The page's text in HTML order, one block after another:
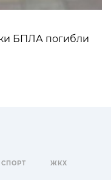
БПЛА погибли
СПОРТ ЖКХ